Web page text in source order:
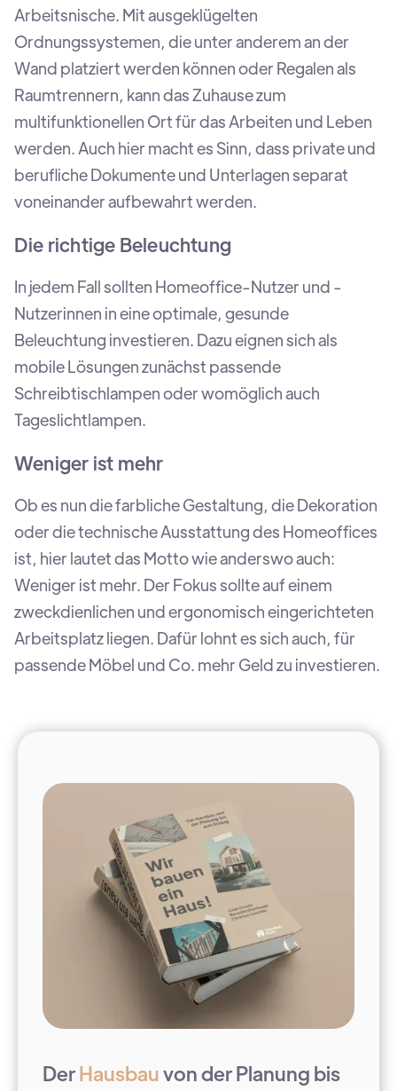
Arbeitsnische. Mit ausgeklügelten
Ordnungssystemen, die unter anderem an der
Wand platziert werden können oder Regalen als
Raumtrennern, kann das Zuhause zum
multifunktionellen Ort für das Arbeiten und Leben
werden. Auch hier macht es Sinn, dass private und
berufliche Dokumente und Unterlagen separat
voneinander aufbewahrt werden.
Die richtige Beleuchtung
In jedem Fall sollten Homeoffice-Nutzer und -
Nutzerinnen in eine optimale, gesunde
Beleuchtung investieren. Dazu eignen sich als
mobile Lösungen zunächst passende
Schreibtischlampen oder womöglich auch
Tageslichtlampen.
Weniger ist mehr
Ob es nun die farbliche Gestaltung, die Dekoration
oder die technische Ausstattung des Homeoffices
ist, hier lautet das Motto wie anderswo auch:
Weniger ist mehr. Der Fokus sollte auf einem
zweckdienlichen und ergonomisch eingerichteten
Arbeitsplatz liegen. Dafür lohnt es sich auch, für
passende Möbel und Co. mehr Geld zu investieren.
DerHausbauvon der Planung bis